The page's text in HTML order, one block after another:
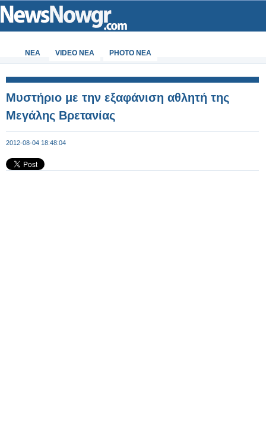
ΝΕΑ VIDEO NEA PHOTO NEA
Μυστήριο με την εξαφάνιση αθλητή της
Μεγάλης Βρετανίας
2012-08-04 18:48:04